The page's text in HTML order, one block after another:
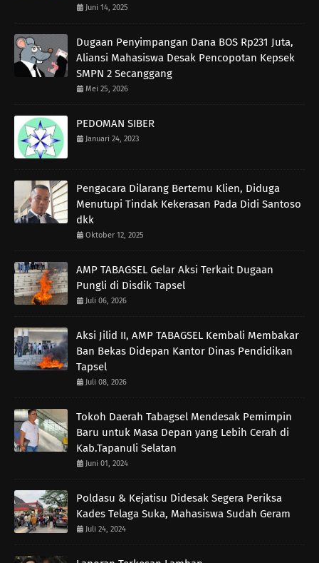
Juni 14, 2025
Dugaan Penyimpangan Dana BOS Rp231 Juta,
Aliansi Mahasiswa Desak Pencopotan Kepsek
SMPN 2 Secanggang
Mei 25, 2026
PEDOMAN SIBER
Januari 24, 2023
Pengacara Dilarang Bertemu Klien, Diduga
Menutupi Tindak Kekerasan Pada Didi Santoso
dkk
Oktober 12, 2025
AMP TABAGSEL Gelar Aksi Terkait Dugaan
Pungli di Disdik Tapsel
Juli 06, 2026
Aksi Jilid II, AMP TABAGSEL Kembali Membakar
Ban Bekas Didepan Kantor Dinas Pendidikan
Tapsel
Juli 08, 2026
Tokoh Daerah Tabagsel Mendesak Pemimpin
Baru untuk Masa Depan yang Lebih Cerah di
Kab.Tapanuli Selatan
Juni 01, 2024
Poldasu & Kejatisu Didesak Segera Periksa
Kades Telaga Suka, Mahasiswa Sudah Geram
Juli 24, 2024